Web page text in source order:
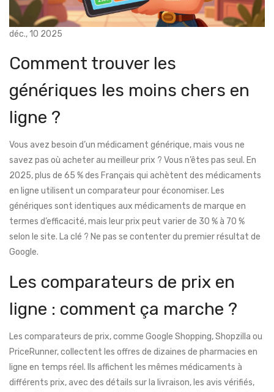
déc., 10 2025
Comment trouver les
génériques les moins chers en
ligne ?
Vous avez besoin d’un médicament générique, mais vous ne
savez pas où acheter au meilleur prix ? Vous n’êtes pas seul. En
2025, plus de 65 % des Français qui achètent des médicaments
en ligne utilisent un comparateur pour économiser. Les
génériques sont identiques aux médicaments de marque en
termes d’efficacité, mais leur prix peut varier de 30 % à 70 %
selon le site. La clé ? Ne pas se contenter du premier résultat de
Google.
Les comparateurs de prix en
ligne : comment ça marche ?
Les comparateurs de prix, comme Google Shopping, Shopzilla ou
PriceRunner, collectent les offres de dizaines de pharmacies en
ligne en temps réel. Ils affichent les mêmes médicaments à
différents prix, avec des détails sur la livraison, les avis vérifiés,